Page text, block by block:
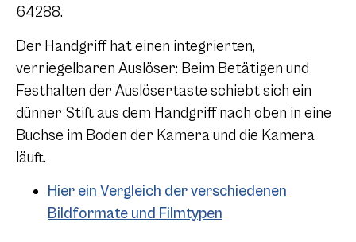
64288.
Der Handgriff hat einen integrierten,
verriegelbaren Auslöser: Beim Betätigen und
Festhalten der Auslösertaste schiebt sich ein
dünner Stift aus dem Handgriff nach oben in eine
Buchse im Boden der Kamera und die Kamera
läuft.
Hier ein Vergleich der verschiedenen
Bildformate und Filmtypen